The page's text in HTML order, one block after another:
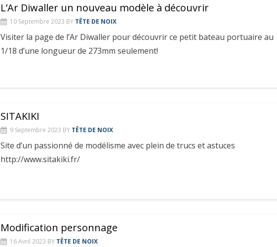
L’Ar Diwaller un nouveau modèle à découvrir
10 Septembre 2023 BY TÊTE DE NOIX
Visiter la page de l’Ar Diwaller pour découvrir ce petit bateau portuaire au
1/18 d’une longueur de 273mm seulement!
SITAKIKI
9 Septembre 2023 BY TÊTE DE NOIX
Site d’un passionné de modélisme avec plein de trucs et astuces
http://www.sitakiki.fr/
Modification personnage
16 Avril 2023 BY TÊTE DE NOIX